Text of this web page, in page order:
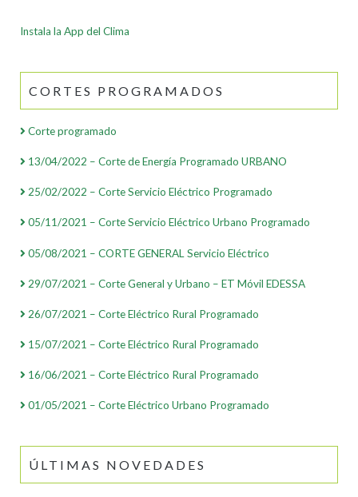
Instala la App del Clima
CORTES PROGRAMADOS
Corte programado
13/04/2022 – Corte de Energía Programado URBANO
25/02/2022 – Corte Servicio Eléctrico Programado
05/11/2021 – Corte Servicio Eléctrico Urbano Programado
05/08/2021 – CORTE GENERAL Servicio Eléctrico
29/07/2021 – Corte General y Urbano – ET Móvil EDESSA
26/07/2021 – Corte Eléctrico Rural Programado
15/07/2021 – Corte Eléctrico Rural Programado
16/06/2021 – Corte Eléctrico Rural Programado
01/05/2021 – Corte Eléctrico Urbano Programado
ÚLTIMAS NOVEDADES